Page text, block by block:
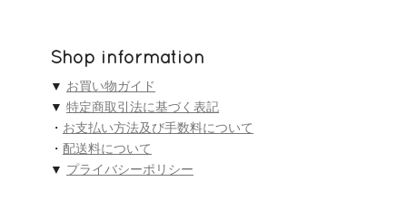
Shop information
▼ お買い物ガイド
▼ 特定商取引法に基づく表記
・ お支払い方法及び手数料について
・ 配送料について
▼ プライバシーポリシー